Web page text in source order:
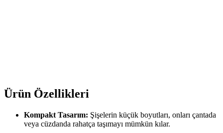
Ürün Özellikleri
Kompakt Tasarım: Şişelerin küçük boyutları, onları çantada
veya cüzdanda rahatça taşımayı mümkün kılar.